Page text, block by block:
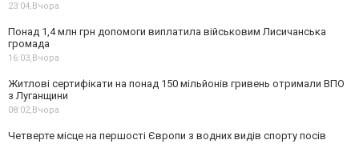
23:04, Вчора
Понад 1,4 млн грн допомоги виплатила військовим Лисичанська
громада
16:03, Вчора
Житлові сертифікати на понад 150 мільйонів гривень отримали ВПО
з Луганщини
08:02, Вчора
Четверте місце на першості Європи з водних видів спорту посів